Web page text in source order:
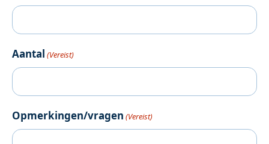
Aantal (Vereist)
Opmerkingen/vragen (Vereist)